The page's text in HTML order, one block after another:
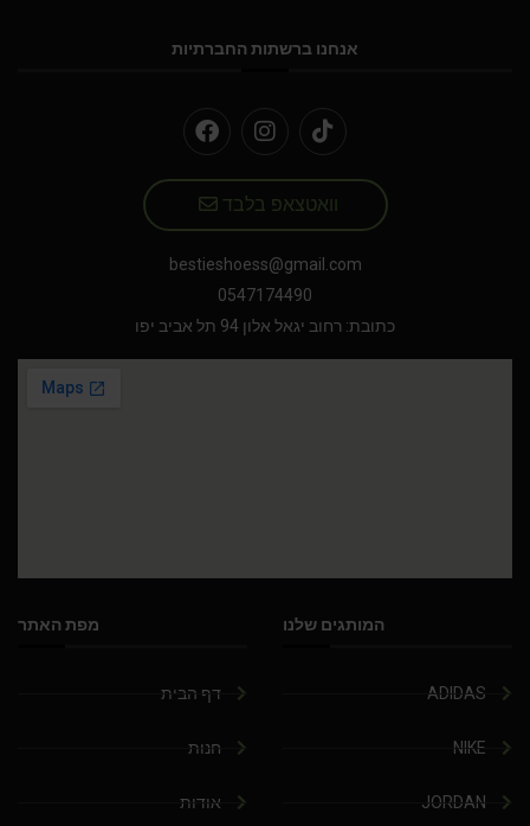
אנחנו ברשתות החברתיות
וואטצאפ בלבד
bestieshoess@gmail.com
0547174490
כתובת: רחוב יגאל אלון 94 תל אביב יפו
המותגים שלנו
ADIDAS
NIKE
JORDAN
מפת האתר
דף הבית
חנות
אודות